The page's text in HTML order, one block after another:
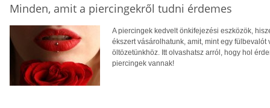
Minden, amit a piercingekről tudni érdemes
A piercingek kedvelt önkifejezési eszközök,
ékszert vásárolhatunk, amit, mint egy
öltözetünkhöz. Itt olvashatsz arról, hogy hol
piercingek vannak!